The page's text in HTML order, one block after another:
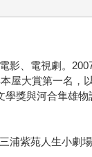
、電視劇。
屋大賞第一名，
獎與河合隼雄物
浦紫苑人生小劇